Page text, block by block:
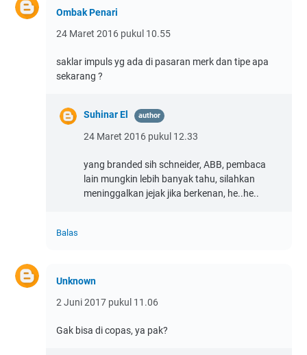
Ombak Penari
24 Maret 2016 pukul 10.55
saklar impuls yg ada di pasaran merk dan tipe apa
sekarang ?
Suhinar El
24 Maret 2016 pukul 12.33
yang branded sih schneider, ABB, pembaca
lain mungkin lebih banyak tahu, silahkan
meninggalkan jejak jika berkenan, he..he..
Balas
Unknown
2 Juni 2017 pukul 11.06
Gak bisa di copas, ya pak?